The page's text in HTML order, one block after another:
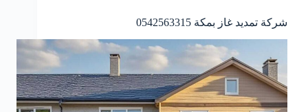
شركة تمديد غاز بمكة 0542563315